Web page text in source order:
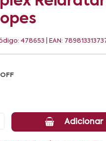
478653 | EAN:
Adicionar